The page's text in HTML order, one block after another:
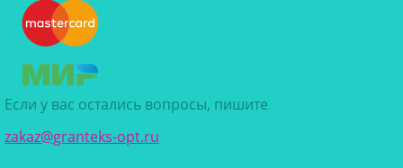
Если у вас остались вопросы, пишите
zakaz@granteks-opt.ru